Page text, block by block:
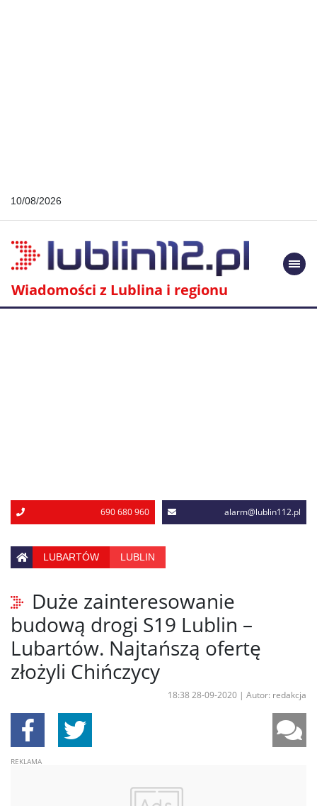
10/08/2026
Wiadomości z Lublina i regionu
690 680 960 alarm@lublin112.pl
LUBARTÓW LUBLIN
Duże zainteresowanie
budową drogi S19 Lublin –
Lubartów. Najtańszą ofertę
złożyli Chińczycy
18:38 28-09-2020 | Autor: redakcja